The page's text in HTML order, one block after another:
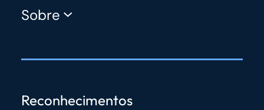
Sobre
Reconhecimentos